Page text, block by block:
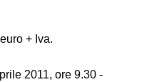
+ Iva.
2011, ore 9.30 -